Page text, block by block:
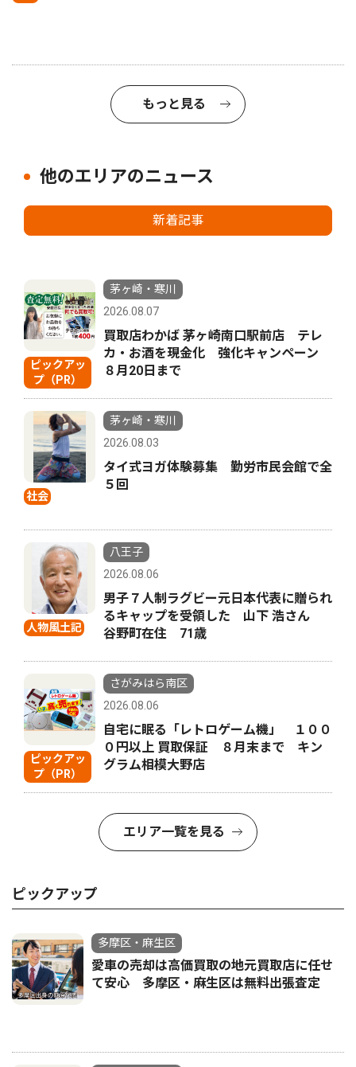
もっと見る
他のエリアのニュース
新着記事
ピックアッ
プ（PR）
茅ヶ崎・寒川
2026.08.07
買取店わかば 茅ヶ崎南口駅前店 テレ
カ・お酒を現金化 強化キャンペーン
８月20日まで
社会
茅ヶ崎・寒川
2026.08.03
タイ式ヨガ体験募集 勤労市民会館で全
５回
人物風土記
八王子
2026.08.06
男子７人制ラグビー元日本代表に贈られ
るキャップを受領した 山下 浩さん
谷野町在住 71歳
ピックアッ
プ（PR）
さがみはら南区
2026.08.06
自宅に眠る「レトロゲーム機」 １００
０円以上 買取保証 ８月末まで キン
グラム相模大野店
エリア一覧を見る
ピックアップ
多摩区・麻生区
愛車の売却は高価買取の地元買取店に任せ
て安心 多摩区・麻生区は無料出張査定